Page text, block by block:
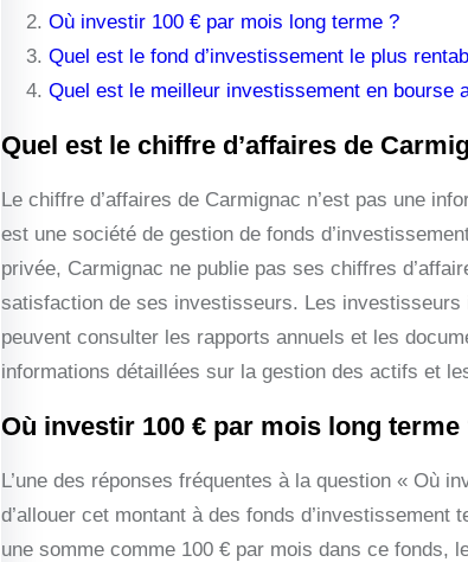
Où investir 100 € par mois long terme ?
Quel est le fond d’investissement le plus
Quel est le meilleur investissement en bourse
Quel est le chiffre d’affaires de
Le chiffre d’affaires de Carmignac n’est pas une
est une société de gestion de fonds
privée, Carmignac ne publie pas ses chiffres
satisfaction de ses investisseurs. Les
peuvent consulter les rapports annuels et les
informations détaillées sur la gestion des actifs et
Où investir 100 € par mois long terme
L’une des réponses fréquentes à la question « Où
d’allouer cet montant à des fonds
une somme comme 100 € par mois dans ce fonds,